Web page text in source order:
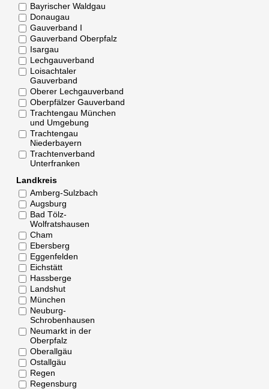
Bayrischer Waldgau
Donaugau
Gauverband I
Gauverband Oberpfalz
Isargau
Lechgauverband
Loisachtaler
Gauverband
Oberer Lechgauverband
Oberpfälzer Gauverband
Trachtengau München
und Umgebung
Trachtengau
Niederbayern
Trachtenverband
Unterfranken
Landkreis
Amberg-Sulzbach
Augsburg
Bad Tölz-
Wolfratshausen
Cham
Ebersberg
Eggenfelden
Eichstätt
Hassberge
Landshut
München
Neuburg-
Schrobenhausen
Neumarkt in der
Oberpfalz
Oberallgäu
Ostallgäu
Regen
Regensburg